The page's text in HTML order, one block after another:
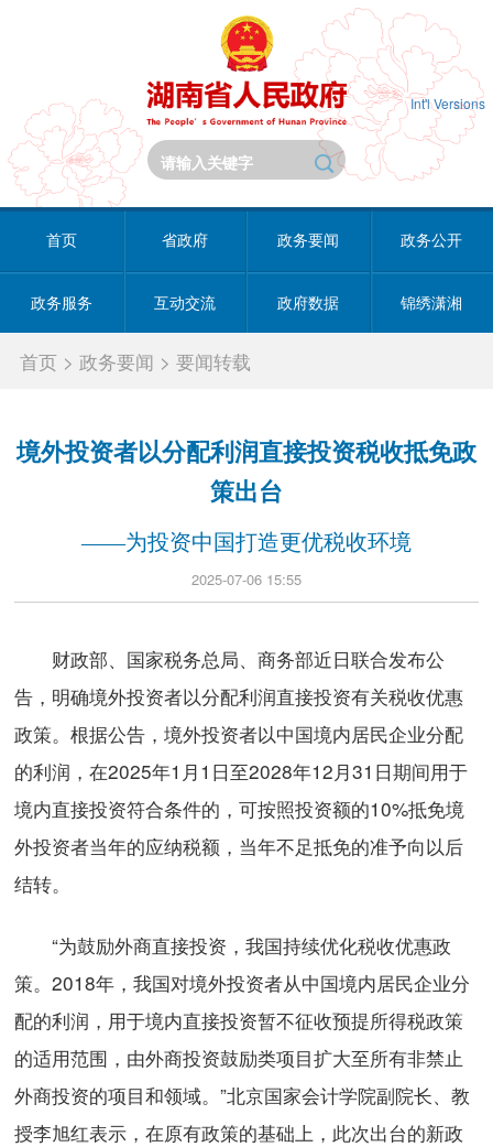
Int'l Versions
首页 省政府 政务要闻 政务公开
政务服务 互动交流 政府数据 锦绣潇湘
首页 >政务要闻 >要闻转载
境外投资者以分配利润直接投资税收抵免政
策出台
——为投资中国打造更优税收环境
2025-07-06 15:55
财政部、国家税务总局、商务部近日联合发布公
告，明确境外投资者以分配利润直接投资有关税收优惠
政策。根据公告，境外投资者以中国境内居民企业分配
的利润，在2025年1月1日至2028年12月31日期间用于
境内直接投资符合条件的，可按照投资额的10%抵免境
外投资者当年的应纳税额，当年不足抵免的准予向以后
结转。
“为鼓励外商直接投资，我国持续优化税收优惠政
策。2018年，我国对境外投资者从中国境内居民企业分
配的利润，用于境内直接投资暂不征收预提所得税政策
的适用范围，由外商投资鼓励类项目扩大至所有非禁止
外商投资的项目和领域。”北京国家会计学院副院长、教
授李旭红表示，在原有政策的基础上，此次出台的新政